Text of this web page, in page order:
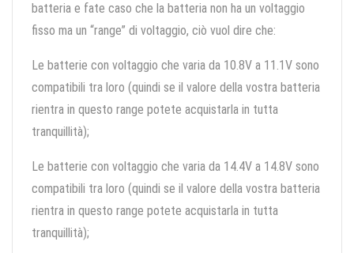
batteria e fate caso che la batteria non ha un voltaggio
fisso ma un “range” di voltaggio, ciò vuol dire che:
Le batterie con voltaggio che varia da 10.8V a 11.1V sono
compatibili tra loro (quindi se il valore della vostra batteria
rientra in questo range potete acquistarla in tutta
tranquillità);
Le batterie con voltaggio che varia da 14.4V a 14.8V sono
compatibili tra loro (quindi se il valore della vostra batteria
rientra in questo range potete acquistarla in tutta
tranquillità);